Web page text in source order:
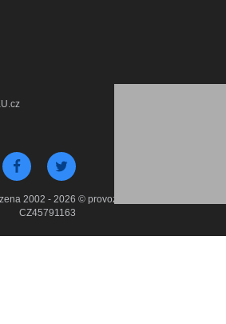
2002 - 2026 © provozuje Debant s.r.o.
CZ45791163